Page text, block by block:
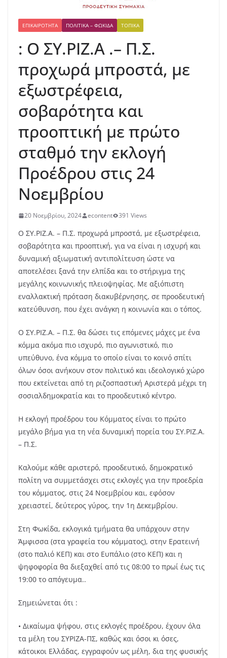
ΕΠΙΚΑΙΡΌΤΗΤΑ ΠΟΛΙΤΙΚΆ – ΦΩΚΊΔΑ ΤΟΠΙΚΆ
: Ο ΣΥ.ΡΙΖ.Α .– Π.Σ.
προχωρά μπροστά, με
εξωστρέφεια,
σοβαρότητα και
προοπτική με πρώτο
σταθμό την εκλογή
Προέδρου στις 24
Νοεμβρίου
20 Νοεμβρίου, 2024 econtent 391 Views
Ο ΣΥ.ΡΙΖ.Α. – Π.Σ. προχωρά μπροστά, με εξωστρέφεια,
σοβαρότητα και προοπτική, για να είναι η ισχυρή και
δυναμική αξιωματική αντιπολίτευση ώστε να
αποτελέσει ξανά την ελπίδα και το στήριγμα της
μεγάλης κοινωνικής πλειοψηφίας. Με αξιόπιστη
εναλλακτική πρόταση διακυβέρνησης, σε προοδευτική
κατεύθυνση, που έχει ανάγκη η κοινωνία και ο τόπος.
Ο ΣΥ.ΡΙΖ.Α. – Π.Σ. θα δώσει τις επόμενες μάχες με ένα
κόμμα ακόμα πιο ισχυρό, πιο αγωνιστικό, πιο
υπεύθυνο, ένα κόμμα το οποίο είναι το κοινό σπίτι
όλων όσοι ανήκουν στον πολιτικό και ιδεολογικό χώρο
που εκτείνεται από τη ριζοσπαστική Αριστερά μέχρι τη
σοσιαλδημοκρατία και το προοδευτικό κέντρο.
Η εκλογή προέδρου του Κόμματος είναι το πρώτο
μεγάλο βήμα για τη νέα δυναμική πορεία του ΣΥ.ΡΙΖ.Α.
– Π.Σ.
Καλούμε κάθε αριστερό, προοδευτικό, δημοκρατικό
πολίτη να συμμετάσχει στις εκλογές για την προεδρία
του κόμματος, στις 24 Νοεμβρίου και, εφόσον
χρειαστεί, δεύτερος γύρος, την 1η Δεκεμβρίου.
Στη Φωκίδα, εκλογικά τμήματα θα υπάρχουν στην
Άμφισσα (στα γραφεία του κόμματος), στην Ερατεινή
(στο παλιό ΚΕΠ) και στο Ευπάλιο (στο ΚΕΠ) και η
ψηφοφορία θα διεξαχθεί από τις 08:00 το πρωί έως τις
19:00 το απόγευμα..
Σημειώνεται ότι :
• Δικαίωμα ψήφου, στις εκλογές προέδρου, έχουν όλα
τα μέλη του ΣΥΡΙΖΑ-ΠΣ, καθώς και όσοι κι όσες,
κάτοικοι Ελλάδας, εγγραφούν ως μέλη, δια της φυσικής